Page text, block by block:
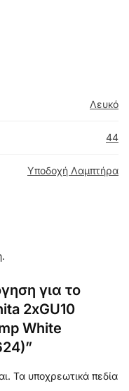
Λευκό
44
Υποδοχή Λαμπτήρα
για το
2xGU10
White
Τα υποχρεωτικά πεδία